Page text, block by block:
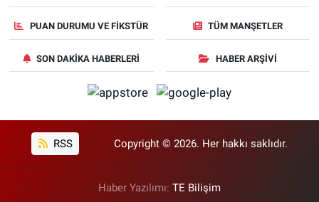
PUAN DURUMU VE FIKSTÜR TÜM MANŞETLER
SON DAKIKA HABERLERI HABER ARŞIVI
RSS Copyright © 2026. Her hakkı saklıdır.
Haber Yazılımı: TE Bilişim